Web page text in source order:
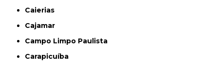
Caierias
Cajamar
Campo Limpo Paulista
Carapicuíba